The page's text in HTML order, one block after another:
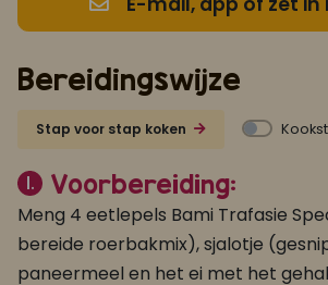
Bereidingswijze
Stap voor stap koken
1. Voorbereiding:
Meng 4 eetlepels Bami Trafasie
bereide roerbakmix), sjalotje
paneermeel en het ei met het